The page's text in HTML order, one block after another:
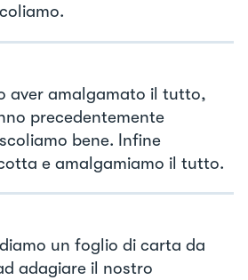
aver amalgamato il tutto,
precedentemente
bene. Infine
e amalgamiamo il tutto.
un foglio di carta da
adagiare il nostro